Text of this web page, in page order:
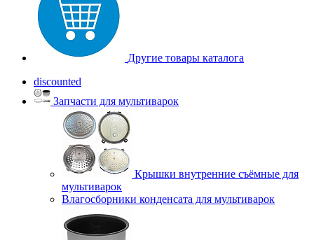
Другие товары каталога
discounted
Запчасти для мультиварок
Крышки внутренние съёмные для
мультиварок
Влагосборники конденсата для мультиварок